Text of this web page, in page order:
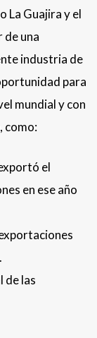
La Guajira y el
de una
industria de
para
mundial y con
como:
el
en ese año
de las